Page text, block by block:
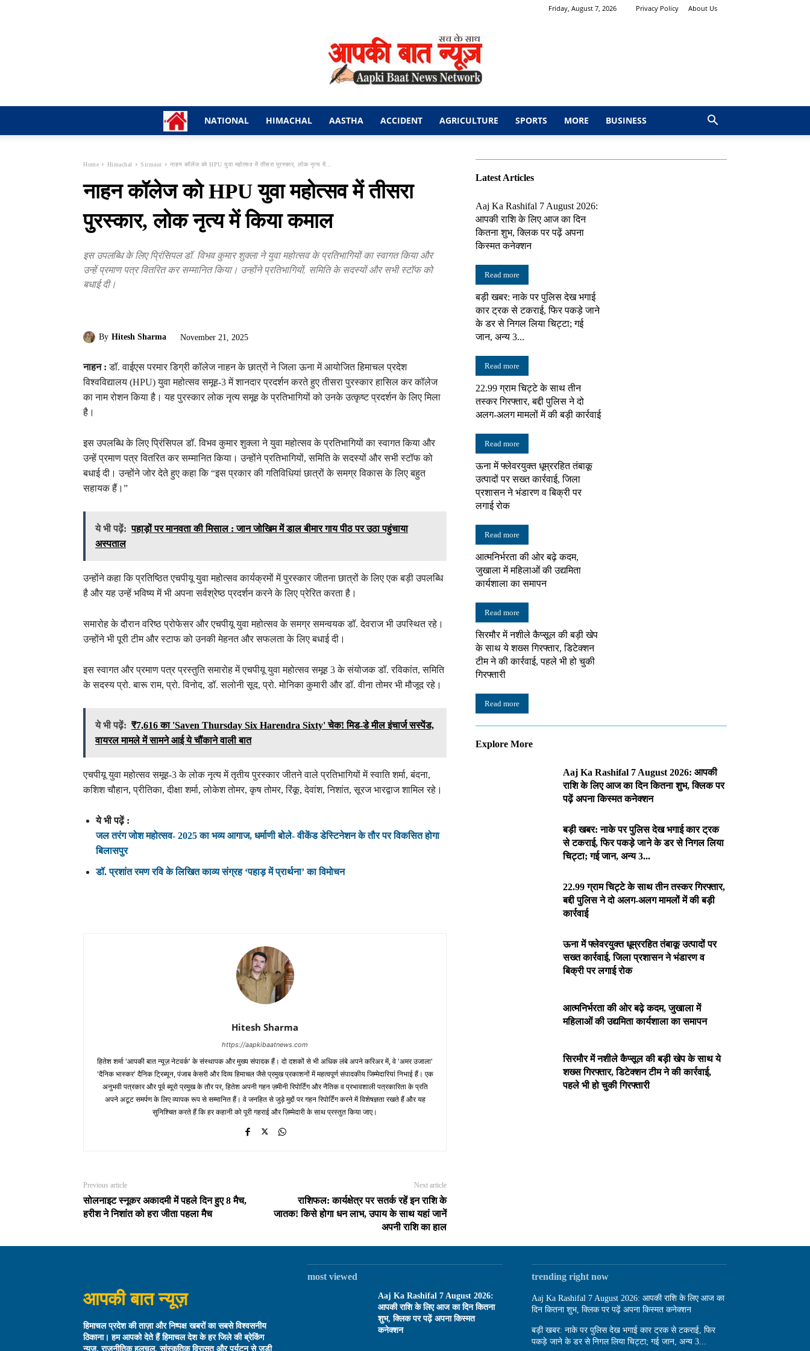
Friday, August 7, 2026 Privacy Policy About Us
नेटवर्क
NATIONAL HIMACHAL AASTHA ACCIDENT AGRICULTURE SPORTS MORE BUSINESS
Home Himachal Sirmaur नाहन कॉलेज को HPU युवा महोत्सव में तीसरा पुरस्कार, लोक नृत्य में...
नाहन कॉलेज को HPU युवा महोत्सव में तीसरा
पुरस्कार, लोक नृत्य में किया कमाल
इस उपलब्धि के लिए प्रिंसिपल डॉ. विभव कुमार शुक्ला ने युवा महोत्सव के प्रतिभागियों का स्वागत किया और
उन्हें प्रमाण पत्र वितरित कर सम्मानित किया। उन्होंने प्रतिभागियों, समिति के सदस्यों और सभी स्टॉफ को
बधाई दी।
By Hitesh Sharma November 21, 2025
नाहन : डॉ. वाईएस परमार डिग्री कॉलेज नाहन के छात्रों ने जिला ऊना में आयोजित हिमाचल प्रदेश
विश्वविद्यालय (HPU) युवा महोत्सव समूह-3 में शानदार प्रदर्शन करते हुए तीसरा पुरस्कार हासिल कर कॉलेज
का नाम रोशन किया है। यह पुरस्कार लोक नृत्य समूह के प्रतिभागियों को उनके उत्कृष्ट प्रदर्शन के लिए मिला
है।
इस उपलब्धि के लिए प्रिंसिपल डॉ. विभव कुमार शुक्ला ने युवा महोत्सव के प्रतिभागियों का स्वागत किया और
उन्हें प्रमाण पत्र वितरित कर सम्मानित किया। उन्होंने प्रतिभागियों, समिति के सदस्यों और सभी स्टॉफ को
बधाई दी। उन्होंने जोर देते हुए कहा कि “इस प्रकार की गतिविधियां छात्रों के समग्र विकास के लिए बहुत
सहायक हैं।”
ये भी पढ़ें: पहाड़ों पर मानवता की मिसाल : जान जोखिम में डाल बीमार गाय पीठ पर उठा पहुंचाया
अस्पताल
उन्होंने कहा कि प्रतिष्ठित एचपीयू युवा महोत्सव कार्यक्रमों में पुरस्कार जीतना छात्रों के लिए एक बड़ी उपलब्धि
है और यह उन्हें भविष्य में भी अपना सर्वश्रेष्ठ प्रदर्शन करने के लिए प्रेरित करता है।
समारोह के दौरान वरिष्ठ प्रोफेसर और एचपीयू युवा महोत्सव के समग्र समन्वयक डॉ. देवराज भी उपस्थित रहे।
उन्होंने भी पूरी टीम और स्टाफ को उनकी मेहनत और सफलता के लिए बधाई दी।
इस स्वागत और प्रमाण पत्र प्रस्तुति समारोह में एचपीयू युवा महोत्सव समूह 3 के संयोजक डॉ. रविकांत, समिति
के सदस्य प्रो. बारू राम, प्रो. विनोद, डॉ. सलोनी सूद, प्रो. मोनिका कुमारी और डॉ. वीना तोमर भी मौजूद रहे।
ये भी पढ़ें: ₹7,616 का 'Saven Thursday Six Harendra Sixty' चेक! मिड-डे मील इंचार्ज सस्पेंड,
वायरल मामले में सामने आई ये चौंकाने वाली बात
एचपीयू युवा महोत्सव समूह-3 के लोक नृत्य में तृतीय पुरस्कार जीतने वाले प्रतिभागियों में स्वाति शर्मा, बंदना,
कशिश चौहान, प्रीतिका, दीक्षा शर्मा, लोकेश तोमर, कृष तोमर, रिंकू, देवांश, निशांत, सूरज भारद्वाज शामिल रहे।
ये भी पढ़ें :
जल तरंग जोश महोत्सव- 2025 का भव्य आगाज, धर्माणी बोले- वीकेंड डेस्टिनेशन के तौर पर विकसित होगा
बिलासपुर
डॉ. प्रशांत रमण रवि के लिखित काव्य संग्रह ‘पहाड़ में प्रार्थना’ का विमोचन
Hitesh Sharma
https://aapkibaatnews.com
हितेश शर्मा 'आपकी बात न्यूज़ नेटवर्क' के संस्थापक और मुख्य संपादक हैं। दो दशकों से भी अधिक लंबे अपने करिअर में, वे 'अमर उजाला'
'दैनिक भास्कर' दैनिक ट्रिब्यून, पंजाब केसरी और दिव्य हिमाचल जैसे प्रमुख प्रकाशनों में महत्वपूर्ण संपादकीय जिम्मेदारियां निभाई हैं। एक
अनुभवी पत्रकार और पूर्व ब्यूरो प्रमुख के तौर पर, हितेश अपनी गहन ज़मीनी रिपोर्टिंग और नैतिक व प्रभावशाली पत्रकारिता के प्रति
अपने अटूट समर्पण के लिए व्यापक रूप से सम्मानित हैं। वे जनहित से जुड़े मुद्दों पर गहन रिपोर्टिंग करने में विशेषज्ञता रखते हैं और यह
सुनिश्चित करते हैं कि हर कहानी को पूरी गहराई और ज़िम्मेदारी के साथ प्रस्तुत किया जाए।
Previous article
सोलनाइट स्नूकर अकादमी में पहले दिन हुए 8 मैच,
हरीश ने निशांत को हरा जीता पहला मैच
Next article
राशिफल: कार्यक्षेत्र पर सतर्क रहें इन राशि के
जातक! किसे होगा धन लाभ, उपाय के साथ यहां जानें
अपनी राशि का हाल
Latest Articles
Aaj Ka Rashifal 7 August 2026:
आपकी राशि के लिए आज का दिन
कितना शुभ, क्लिक पर पढ़ें अपना
किस्मत कनेक्शन
Read more
बड़ी खबर: नाके पर पुलिस देख भगाई
कार ट्रक से टकराई, फिर पकड़े जाने
के डर से निगल लिया चिट्टा; गई
जान, अन्य 3...
Read more
22.99 ग्राम चिट्टे के साथ तीन
तस्कर गिरफ्तार, बद्दी पुलिस ने दो
अलग-अलग मामलों में की बड़ी कार्रवाई
Read more
ऊना में फ्लेवरयुक्त धूम्ररहित तंबाकू
उत्पादों पर सख्त कार्रवाई, जिला
प्रशासन ने भंडारण व बिक्री पर
लगाई रोक
Read more
आत्मनिर्भरता की ओर बढ़े कदम,
जुखाला में महिलाओं की उद्यमिता
कार्यशाला का समापन
Read more
सिरमौर में नशीले कैप्सूल की बड़ी खेप
के साथ ये शख्स गिरफ्तार, डिटेक्शन
टीम ने की कार्रवाई, पहले भी हो चुकी
गिरफ्तारी
Read more
Explore More
Aaj Ka Rashifal 7 August 2026: आपकी
राशि के लिए आज का दिन कितना शुभ, क्लिक पर
पढ़ें अपना किस्मत कनेक्शन
बड़ी खबर: नाके पर पुलिस देख भगाई कार ट्रक
से टकराई, फिर पकड़े जाने के डर से निगल लिया
चिट्टा; गई जान, अन्य 3...
22.99 ग्राम चिट्टे के साथ तीन तस्कर गिरफ्तार,
बद्दी पुलिस ने दो अलग-अलग मामलों में की बड़ी
कार्रवाई
ऊना में फ्लेवरयुक्त धूम्ररहित तंबाकू उत्पादों पर
सख्त कार्रवाई, जिला प्रशासन ने भंडारण व
बिक्री पर लगाई रोक
आत्मनिर्भरता की ओर बढ़े कदम, जुखाला में
महिलाओं की उद्यमिता कार्यशाला का समापन
सिरमौर में नशीले कैप्सूल की बड़ी खेप के साथ ये
शख्स गिरफ्तार, डिटेक्शन टीम ने की कार्रवाई,
पहले भी हो चुकी गिरफ्तारी
आपकी बात न्यूज़
हिमाचल प्रदेश की ताज़ा और निष्पक्ष खबरों का सबसे विश्वसनीय
ठिकाना। हम आपको देते हैं हिमाचल देश के हर जिले की ब्रेकिंग
न्यूज़, राजनीतिक हलचल, सांस्कृतिक विरासत और पर्यटन से जुड़ी
most viewed
Aaj Ka Rashifal 7 August 2026:
आपकी राशि के लिए आज का दिन कितना
शुभ, क्लिक पर पढ़ें अपना किस्मत
कनेक्शन
trending right now
Aaj Ka Rashifal 7 August 2026: आपकी राशि के लिए आज का
दिन कितना शुभ, क्लिक पर पढ़ें अपना किस्मत कनेक्शन
बड़ी खबर: नाके पर पुलिस देख भगाई कार ट्रक से टकराई, फिर
पकड़े जाने के डर से निगल लिया चिट्टा; गई जान, अन्य 3...